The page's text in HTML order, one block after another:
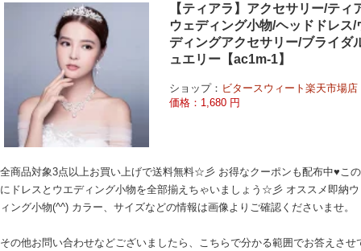
【ティアラ】アクセサリー/ティ
ウェディング小物/ヘッドドレス/
ディングアクセサリー/ブライダ
ュエリー【ac1m-1】
ショップ： ビタースウィート楽天市場店
価格：1,680 円
全商品対象3点以上お買い上げで送料無料☆彡 お得なクーポンも配布中♥こ
にドレスとウエディング小物を全部揃えちゃいましょう☆彡 オススメ即納
ィング小物(^^) カラー、サイズなどの情報は画像よりご確認くださいませ。
その他お問い合わせなどございましたら、こちらで分かる範囲でお答えさせ